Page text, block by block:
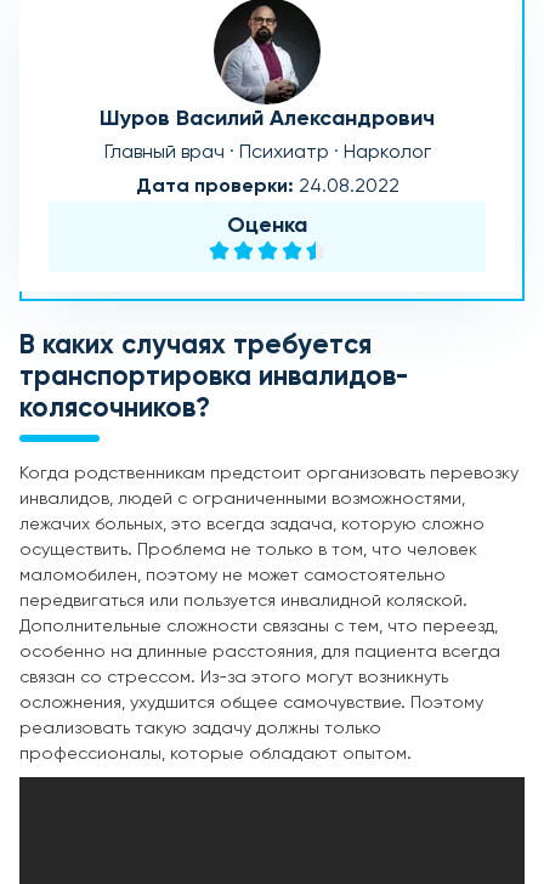
Шуров Василий Александрович
Главный врач · Психиатр · Нарколог
Дата проверки: 24.08.2022
Оценка
В каких случаях требуется
транспортировка инвалидов-
колясочников?
Когда родственникам предстоит организовать перевозку
инвалидов, людей с ограниченными возможностями,
лежачих больных, это всегда задача, которую сложно
осуществить. Проблема не только в том, что человек
маломобилен, поэтому не может самостоятельно
передвигаться или пользуется инвалидной коляской.
Дополнительные сложности связаны с тем, что переезд,
особенно на длинные расстояния, для пациента всегда
связан со стрессом. Из-за этого могут возникнуть
осложнения, ухудшится общее самочувствие. Поэтому
реализовать такую задачу должны только
профессионалы, которые обладают опытом.